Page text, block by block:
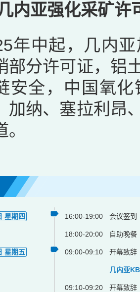
内亚强化采矿许
年中起，几内
部分许可证，铝
安全，中国氧
加纳、塞拉利昂
星期四 16:00-19:00 会议签到
18:00-20:00 自助晚餐
星期五 09:00-09:10 开幕致辞
几内亚
09:10-09:20 开幕致辞